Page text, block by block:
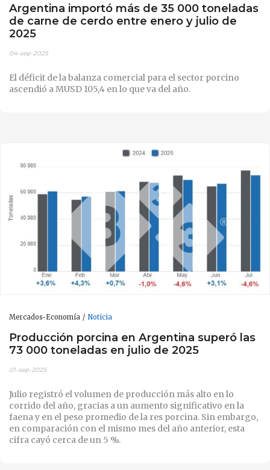
Argentina importó más de 35 000 toneladas
de carne de cerdo entre enero y julio de
2025
04-sep-2025
El déficit de la balanza comercial para el sector porcino
ascendió a MUSD 105,4 en lo que va del año.
Mercados-Economía Noticia
Producción porcina en Argentina superó las
73 000 toneladas en julio de 2025
01-sep-2025
Julio registró el volumen de producción más alto en lo
corrido del año, gracias a un aumento significativo en la
faena y en el peso promedio de la res porcina. Sin embargo,
en comparación con el mismo mes del año anterior, esta
cifra cayó cerca de un 5 %.